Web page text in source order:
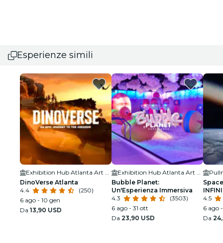
Esperienze simili
Exhibition Hub Atlanta Art Center
DinoVerse Atlanta
4.4
(250)
6 ago - 10 gen
Da 13,90 USD
Exhibition Hub Atlanta Art Center
Bubble Planet:
Un'Esperienza Immersiva
4.3
(3503)
6 ago - 31 ott
Da 23,90 USD
4.5
6 ago
Da